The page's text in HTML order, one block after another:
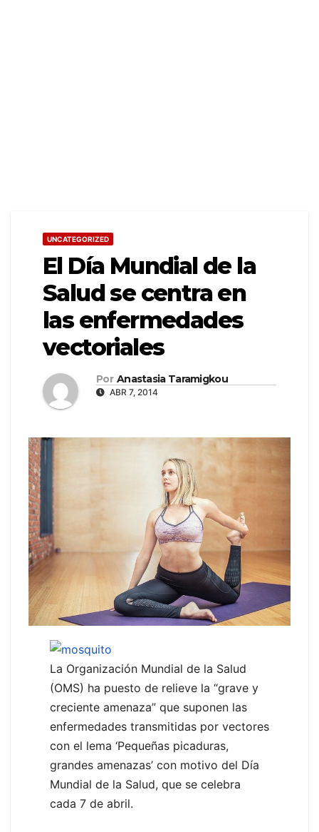
UNCATEGORIZED
El Día Mundial de la
Salud se centra en
las enfermedades
vectoriales
Por Anastasia Taramigkou
ABR 7, 2014
La Organización Mundial de la Salud
(OMS) ha puesto de relieve la “grave y
creciente amenaza” que suponen las
enfermedades transmitidas por vectores
con el lema ‘Pequeñas picaduras,
grandes amenazas’ con motivo del Día
Mundial de la Salud, que se celebra
cada 7 de abril.